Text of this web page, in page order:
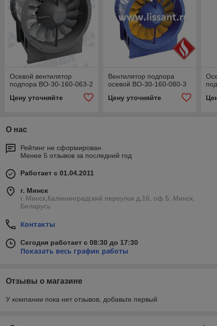
Осевой вентилятор
подпора ВО-30-160-063-2
Цену уточняйте
Вентилятор подпора
осевой ВО-30-160-080-3
Цену уточняйте
О нас
Рейтинг не сформирован
Менее 5 отзывов за последний год
Работает с 01.04.2011
г. Минск
г. Минск,Калининградский переулок д.16, оф.5, Минск,
Беларусь
Контакты
Сегодня работает с 08:30 до 17:30
Показать весь график работы
Отзывы о магазине
У компании пока нет отзывов, добавьте первый